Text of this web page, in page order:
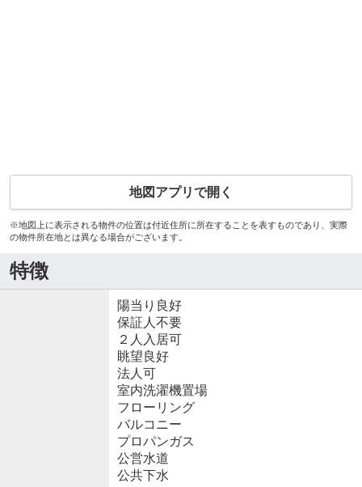
地図アプリで開く
※地図上に表示される物件の位置は付近住所に所在することを表すものであり、実際
の物件所在地とは異なる場合がございます。
特徴
陽当り良好
保証人不要
２人入居可
眺望良好
法人可
室内洗濯機置場
フローリング
バルコニー
プロパンガス
公営水道
公共下水